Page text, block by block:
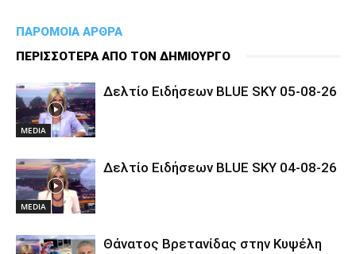
ΠΑΡΟΜΟΙΑ ΑΡΘΡΑ
ΠΕΡΙΣΣΟΤΕΡΑ ΑΠΟ ΤΟΝ ΔΗΜΙΟΥΡΓΟ
MEDIA
Δελτίο Ειδήσεων BLUE SKY 05-08-26
MEDIA
Δελτίο Ειδήσεων BLUE SKY 04-08-26
Θάνατος Βρετανίδας στην Κυψέλη